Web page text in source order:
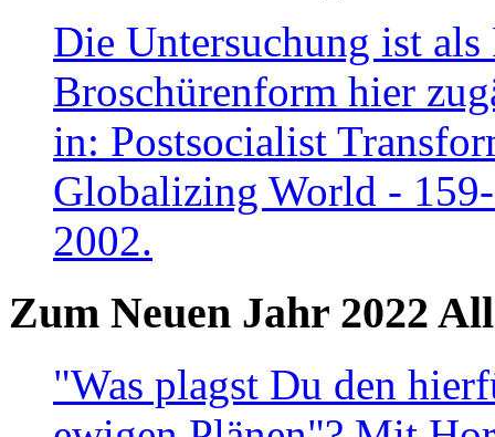
Die Untersuchung ist
Broschürenform hier
in: Postsocialist
Globalizing World -
2002.
Zum Neuen Jahr 2022
"Was plagst Du den